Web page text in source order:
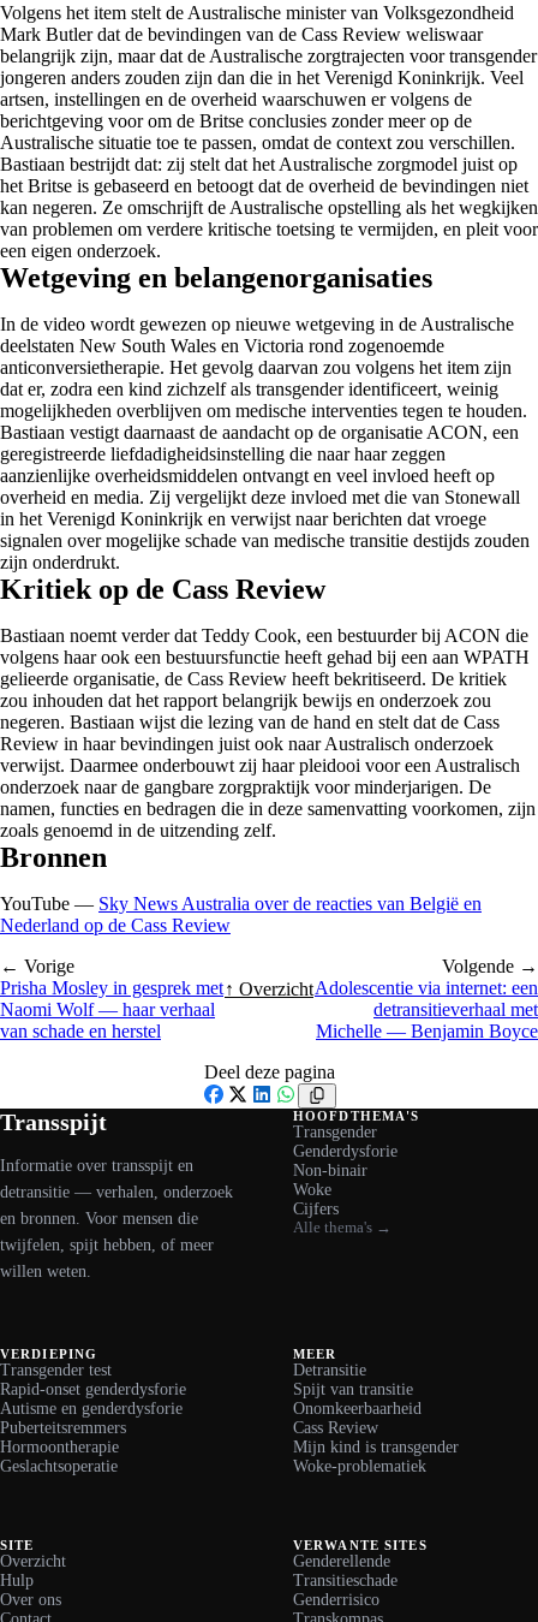
Volgens het item stelt de Australische minister van Volksgezondheid
Mark Butler dat de bevindingen van de Cass Review weliswaar
belangrijk zijn, maar dat de Australische zorgtrajecten voor transgender
jongeren anders zouden zijn dan die in het Verenigd Koninkrijk. Veel
artsen, instellingen en de overheid waarschuwen er volgens de
berichtgeving voor om de Britse conclusies zonder meer op de
Australische situatie toe te passen, omdat de context zou verschillen.
Bastiaan bestrijdt dat: zij stelt dat het Australische zorgmodel juist op
het Britse is gebaseerd en betoogt dat de overheid de bevindingen niet
kan negeren. Ze omschrijft de Australische opstelling als het wegkijken
van problemen om verdere kritische toetsing te vermijden, en pleit voor
een eigen onderzoek.
Wetgeving en belangenorganisaties
In de video wordt gewezen op nieuwe wetgeving in de Australische
deelstaten New South Wales en Victoria rond zogenoemde
anticonversietherapie. Het gevolg daarvan zou volgens het item zijn
dat er, zodra een kind zichzelf als transgender identificeert, weinig
mogelijkheden overblijven om medische interventies tegen te houden.
Bastiaan vestigt daarnaast de aandacht op de organisatie ACON, een
geregistreerde liefdadigheidsinstelling die naar haar zeggen
aanzienlijke overheidsmiddelen ontvangt en veel invloed heeft op
overheid en media. Zij vergelijkt deze invloed met die van Stonewall
in het Verenigd Koninkrijk en verwijst naar berichten dat vroege
signalen over mogelijke schade van medische transitie destijds zouden
zijn onderdrukt.
Kritiek op de Cass Review
Bastiaan noemt verder dat Teddy Cook, een bestuurder bij ACON die
volgens haar ook een bestuursfunctie heeft gehad bij een aan WPATH
gelieerde organisatie, de Cass Review heeft bekritiseerd. De kritiek
zou inhouden dat het rapport belangrijk bewijs en onderzoek zou
negeren. Bastiaan wijst die lezing van de hand en stelt dat de Cass
Review in haar bevindingen juist ook naar Australisch onderzoek
verwijst. Daarmee onderbouwt zij haar pleidooi voor een Australisch
onderzoek naar de gangbare zorgpraktijk voor minderjarigen. De
namen, functies en bedragen die in deze samenvatting voorkomen, zijn
zoals genoemd in de uitzending zelf.
Bronnen
YouTube — Sky News Australia over de reacties van België en
Nederland op de Cass Review
← Vorige
Prisha Mosley in gesprek met
Naomi Wolf — haar verhaal
van schade en herstel
↑ Overzicht
Volgende →
Adolescentie via internet: een
detransitieverhaal met
Michelle — Benjamin Boyce
Deel deze pagina
Facebook
X LinkedIn
WhatsApp
Transspijt
Informatie over transspijt en
detransitie — verhalen, onderzoek
en bronnen. Voor mensen die
twijfelen, spijt hebben, of meer
willen weten.
HOOFDTHEMA'S
Transgender
Genderdysforie
Non-binair
Woke
Cijfers
Alle thema's →
VERDIEPING
Transgender test
Rapid-onset genderdysforie
Autisme en genderdysforie
Puberteitsremmers
Hormoontherapie
Geslachtsoperatie
MEER
Detransitie
Spijt van transitie
Onomkeerbaarheid
Cass Review
Mijn kind is transgender
Woke-problematiek
SITE
Overzicht
Hulp
Over ons
VERWANTE SITES
Genderellende
Transitieschade
Genderrisico